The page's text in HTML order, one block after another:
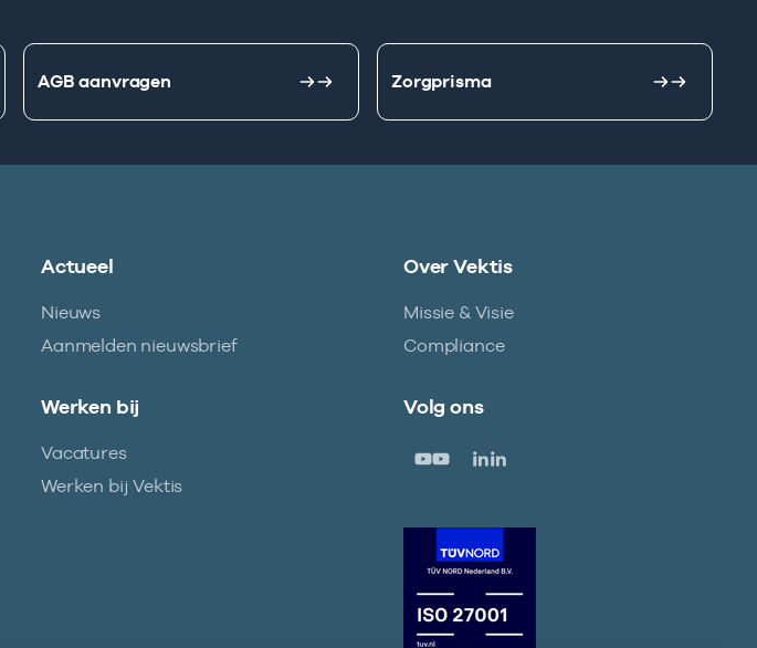
AGB aanvragen Zorgprisma
Actueel
Nieuws
Aanmelden nieuwsbrief
Over Vektis
Missie & Visie
Compliance
Werken bij
Vacatures
Werken bij Vektis
Volg ons